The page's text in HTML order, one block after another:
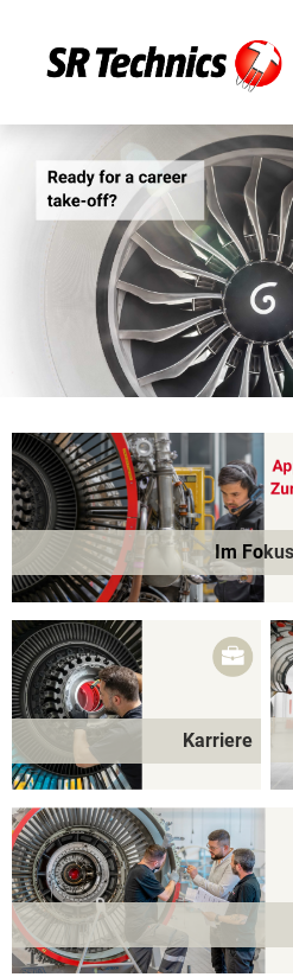
Englisch
Im Fokus: Mechaniker-
FAQ
Bewerbungstipps
Im
Karriere